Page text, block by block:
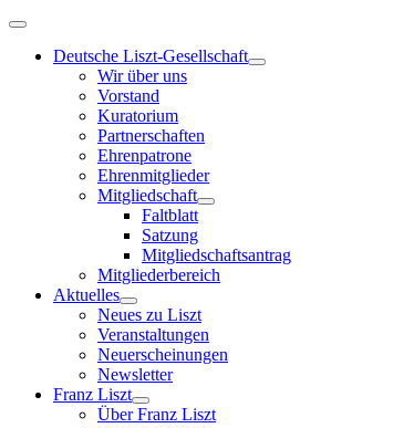
Deutsche Liszt-Gesellschaft
Wir über uns
Vorstand
Kuratorium
Partnerschaften
Ehrenpatrone
Ehrenmitglieder
Mitgliedschaft
Faltblatt
Satzung
Mitgliedschaftsantrag
Mitgliederbereich
Aktuelles
Neues zu Liszt
Veranstaltungen
Neuerscheinungen
Newsletter
Franz Liszt
Über Franz Liszt